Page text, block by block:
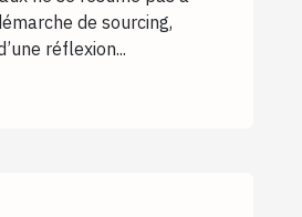
de sourcing,
réflexion...